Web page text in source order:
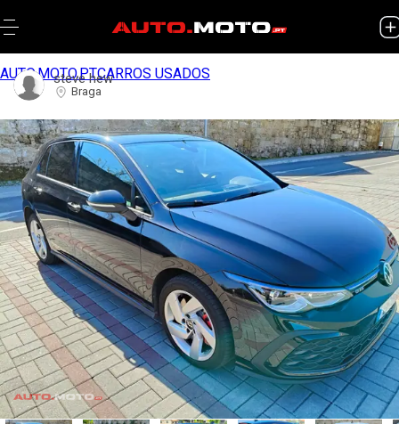
AUTO.MOTO.PTCARROS USADOS
steve hew
Braga